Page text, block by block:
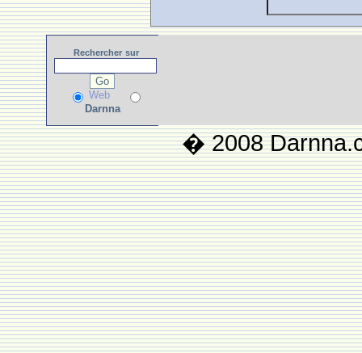
Rechercher sur
Web
Darnna
� 2008